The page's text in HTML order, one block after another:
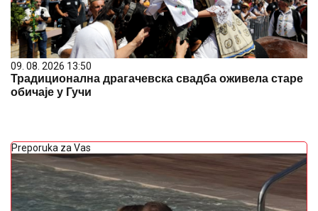
09. 08. 2026 13:50
Традиционална драгачевска свадба оживела старе
обичаје у Гучи
Preporuka za Vas